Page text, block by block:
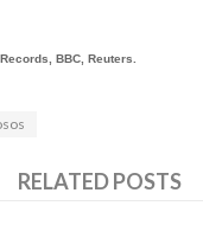
BBC, Reuters.
RELATED POSTS